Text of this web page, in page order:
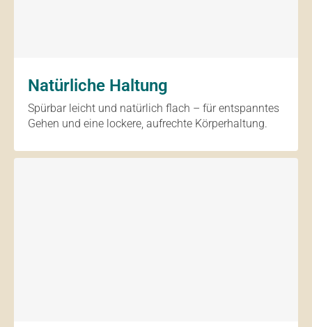
Natürliche Haltung
Spürbar leicht und natürlich flach – für entspanntes
Gehen und eine lockere, aufrechte Körperhaltung.